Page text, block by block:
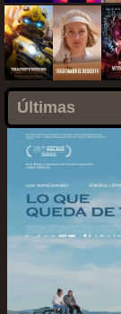
Últimas